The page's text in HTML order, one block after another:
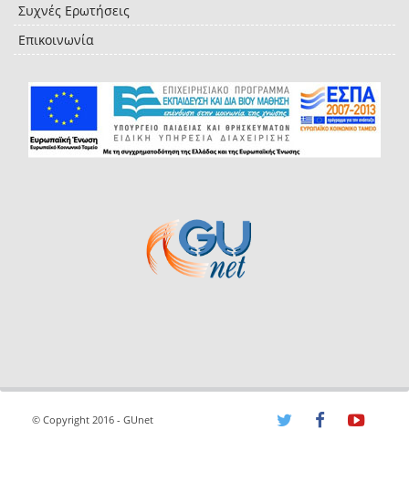
Συχνές Ερωτήσεις
Επικοινωνία
© Copyright 2016 - GUnet